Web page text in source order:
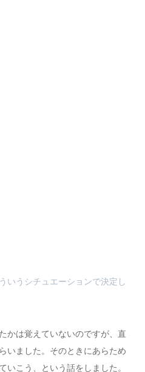
うシチュエーションで決定し
かは覚えていないのですが、直
いました。そのときにあらため
いこう、という話をしました。